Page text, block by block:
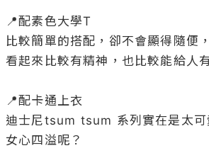
📍配素色大學T
比較簡單的搭配，卻不會顯得隨便
看起來比較有精神，也比較能給人
📍配卡通上衣
迪士尼tsum tsum 系列實在是太可
女心四溢呢？